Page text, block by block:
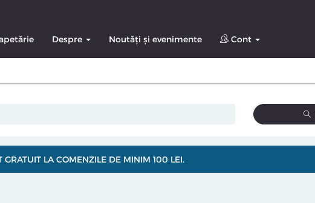
Despre Noutăți și evenimente Cont
GRATUIT LA COMENZILE DE MINIM 100 LEI.